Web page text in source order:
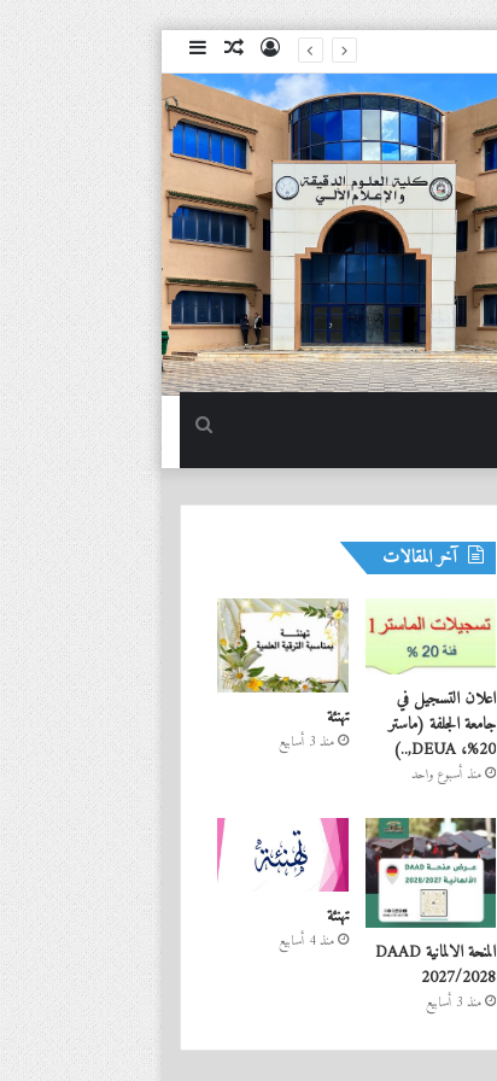
إضافة
عمود
جانبي
مقال
عشوائي
تسجيل
الدخول
بحث
عن
آخر المقالات
اعلان التسجيل في
جامعة الجلفة (ماستر
20%، DEUA,..)
منذ أسبوع واحد
تهنئة
منذ 3 أسابيع
المنحة الالمانية DAAD
2027/2028
منذ 3 أسابيع
تهنئة
منذ 4 أسابيع